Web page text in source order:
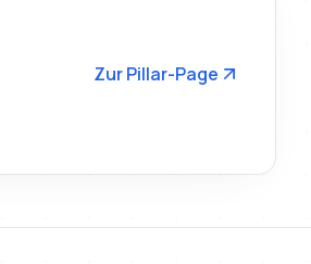
Zur Pillar-Page